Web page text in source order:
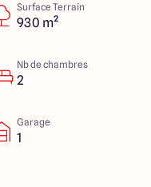
Surface Terrain
930 m²
Nb de chambres
2
Garage
1